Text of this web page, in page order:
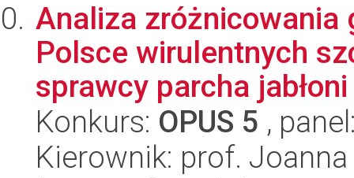
Analiza zróżnicowania
Polsce wirulentnych
sprawcy parcha
Konkurs: OPUS 5 ,
Kierownik: prof. Joanna